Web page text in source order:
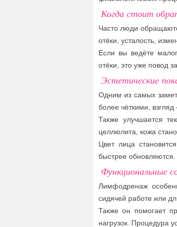
Когда стоит
Часто люди
отёки, усталость,
Если вы ведёте
отёки, это уже повод
Эстетические
Одним из самых
более чёткими,
Также улучшается
целлюлита, кожа
Цвет лица
быстрее обновляются.
Функциональные
Лимфодренаж
сидячей работе или
Также он помогает
нагрузок. Процедура